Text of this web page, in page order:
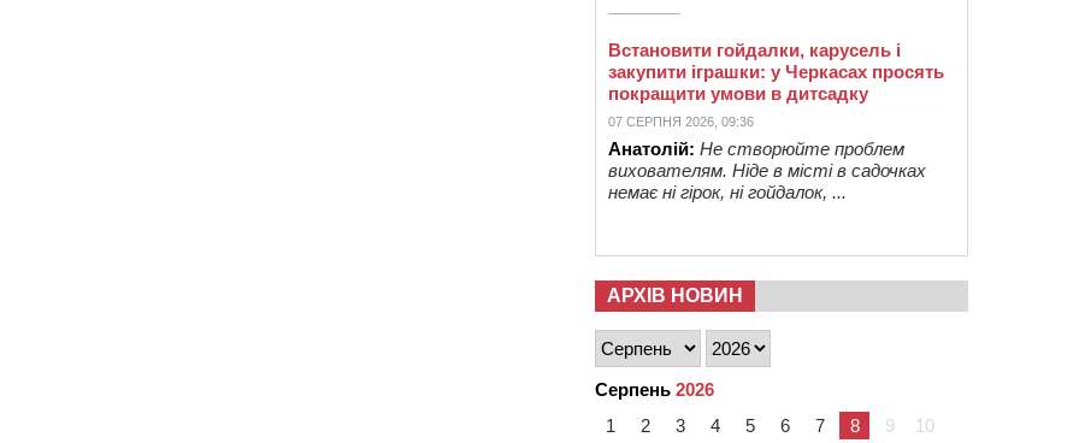
Встановити гойдалки, карусель і
закупити іграшки: у Черкасах просять
покращити умови в дитсадку
07 СЕРПНЯ 2026, 09:36
Анатолій: Не створюйте проблем
вихователям. Ніде в місті в садочках
немає ні гірок, ні гойдалок, ...
АРХІВ НОВИН
Серпень 2026
1
2 3 4 5 6 7 8 9 10